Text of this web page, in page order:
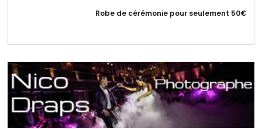
Robe de cérémonie pour seulement 50€